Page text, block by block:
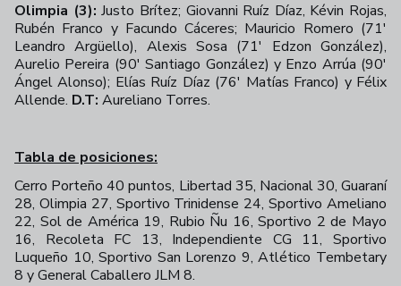
Olimpia (3): Justo Brítez; Giovanni Ruíz Díaz, Kévin Rojas,
Rubén Franco y Facundo Cáceres; Mauricio Romero (71'
Leandro Argüello), Alexis Sosa (71' Edzon González),
Aurelio Pereira (90' Santiago González) y Enzo Arrúa (90'
Ángel Alonso); Elías Ruíz Díaz (76' Matías Franco) y Félix
Allende. D.T: Aureliano Torres.
Tabla de posiciones:
Cerro Porteño 40 puntos, Libertad 35, Nacional 30, Guaraní
28, Olimpia 27, Sportivo Trinidense 24, Sportivo Ameliano
22, Sol de América 19, Rubio Ñu 16, Sportivo 2 de Mayo
16, Recoleta FC 13, Independiente CG 11, Sportivo
Luqueño 10, Sportivo San Lorenzo 9, Atlético Tembetary
8 y General Caballero JLM 8.